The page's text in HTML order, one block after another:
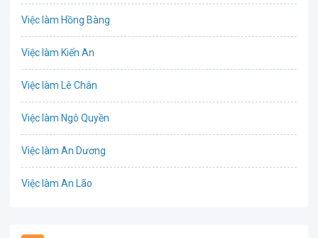
Việc làm Hồng Bàng
Việc làm Kiến An
Việc làm Lê Chân
Việc làm Ngô Quyền
Việc làm An Dương
Việc làm An Lão